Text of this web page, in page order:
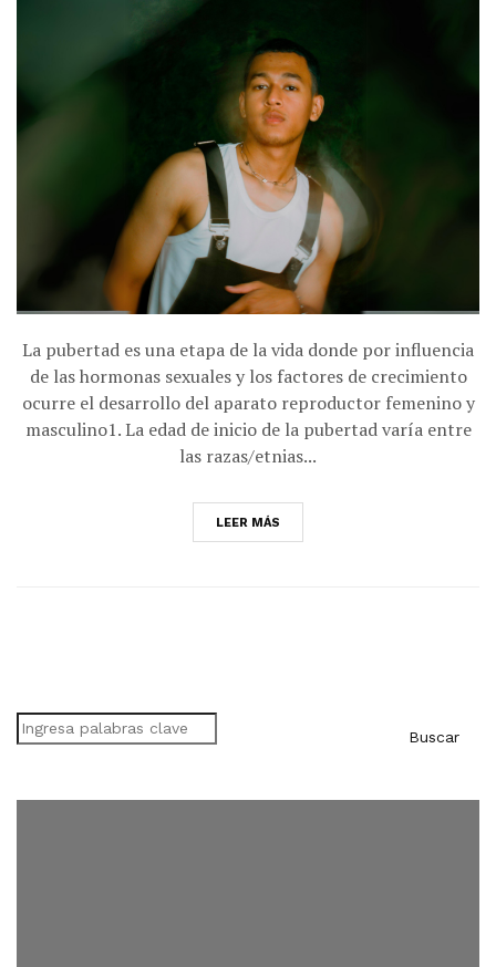
La pubertad es una etapa de la vida donde por influencia
de las hormonas sexuales y los factores de crecimiento
ocurre el desarrollo del aparato reproductor femenino y
masculino1. La edad de inicio de la pubertad varía entre
las razas/etnias...
LEER MÁS
Buscar
Buscar